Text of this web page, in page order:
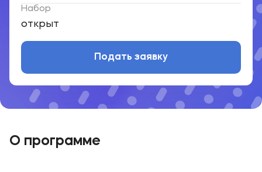
Набор
открыт
Подать заявку
О программе